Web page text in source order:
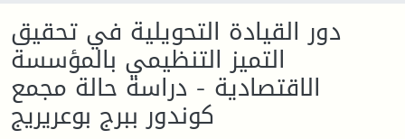
دور القيادة التحويلية في تحقيق
التميز التنظيمي بالمؤسسة
الاقتصادية - دراسة حالة مجمع
كوندور ببرج بوعريريج